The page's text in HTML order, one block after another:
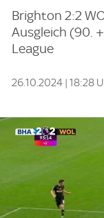
Brighton 2:2
Ausgleich (90.
League
26.10.2024 | 18:28